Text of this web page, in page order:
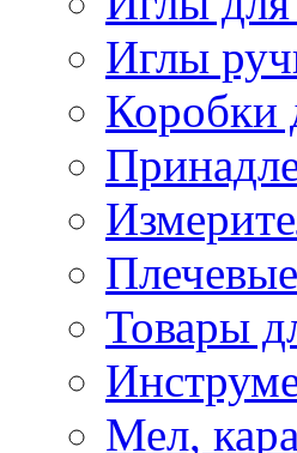
Иглы
Коробки
Товары
Мел,